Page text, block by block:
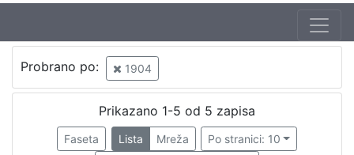
Jezik
mađarski
hrvatski
1
Probrano po: 1904
Prikazano 1-5 od 5 zapisa
Faseta Lista Mreža
Po stranici: 10